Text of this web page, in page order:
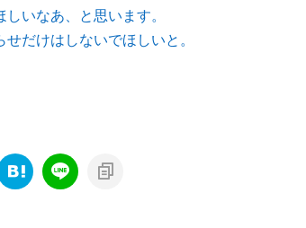
いなあ、と思います。
だけはしないでほしいと。